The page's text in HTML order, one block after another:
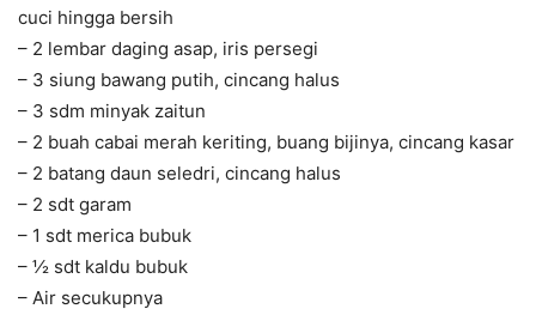
cuci hingga bersih
– 2 lembar daging asap, iris persegi
– 3 siung bawang putih, cincang halus
– 3 sdm minyak zaitun
– 2 buah cabai merah keriting, buang bijinya, cincang kasar
– 2 batang daun seledri, cincang halus
– 2 sdt garam
– 1 sdt merica bubuk
– ½ sdt kaldu bubuk
– Air secukupnya